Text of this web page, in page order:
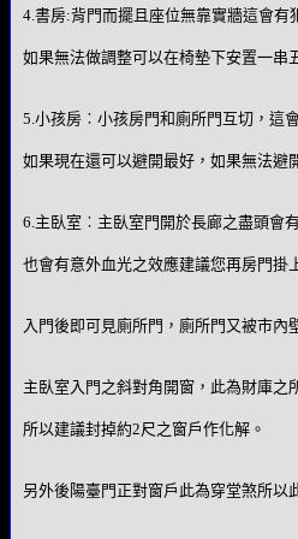
4.書房:背門而擺且座位無靠實牆這會有
如果無法做調整可以在椅墊下安置一串
5.小孩房︰小孩房門和廁所門互切，這
如果現在還可以避開最好，如果無法避
6.主臥室︰主臥室門開於長廊之盡頭會
也會有意外血光之效應建議您再房門掛
入門後即可見廁所門，廁所門又被市內
主臥室入門之斜對角開窗，此為財庫之
所以建議封掉約2尺之窗戶作化解。
另外後陽臺門正對窗戶此為穿堂煞所以